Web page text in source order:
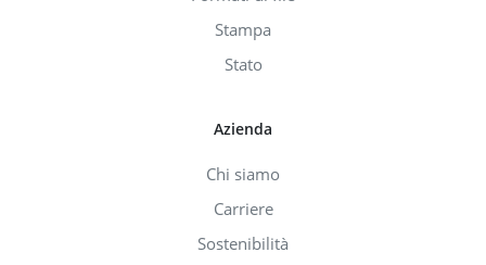
Stampa
Stato
Azienda
Chi siamo
Carriere
Sostenibilità